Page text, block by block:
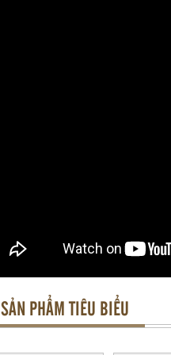
SẢN PHẨM TIÊU BIỂU